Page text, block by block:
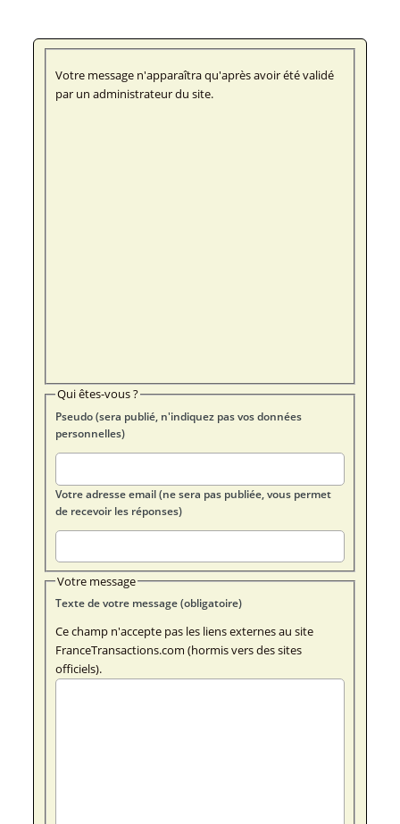
Votre message n'apparaîtra qu'après avoir été validé
par un administrateur du site.
Qui êtes-vous ?
Pseudo (sera publié, n'indiquez pas vos données
personnelles)
Votre adresse email (ne sera pas publiée, vous permet
de recevoir les réponses)
Votre message
Texte de votre message (obligatoire)
Ce champ n'accepte pas les liens externes au site
FranceTransactions.com (hormis vers des sites
officiels).